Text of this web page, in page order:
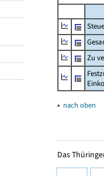
Zu
▴ nach oben
Das